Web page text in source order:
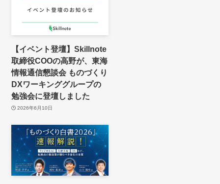
【イベント登壇】Skillnote
取締役COOの高野が、東海
情報通信懇談会 ものづくり
DXワーキンググループの
勉強会に登壇しました
2026年6月10日